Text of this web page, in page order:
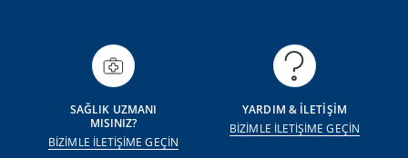
SAĞLIK UZMANI
MISINIZ?
BİZİMLE İLETİŞİME GEÇİN
YARDIM & İLETİŞİM
BİZİMLE İLETİŞİME GEÇİN